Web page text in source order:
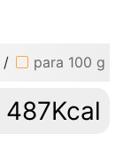
/ para 100 g
487Kcal